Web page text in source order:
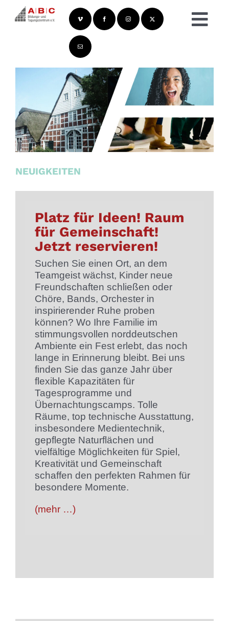
Inhalt
NEUIGKEITEN
Platz für Ideen! Raum
für Gemeinschaft!
Jetzt reservieren!
Suchen Sie einen Ort, an dem
Teamgeist wächst, Kinder neue
Freundschaften schließen oder
Chöre, Bands, Orchester in
inspirierender Ruhe proben
können? Wo Ihre Familie im
stimmungsvollen norddeutschen
Ambiente ein Fest erlebt, das noch
lange in Erinnerung bleibt. Bei uns
finden Sie das ganze Jahr über
flexible Kapazitäten für
Tagesprogramme und
Übernachtungscamps. Tolle
Räume, top technische Ausstattung,
insbesondere Medientechnik,
gepflegte Naturflächen und
vielfältige Möglichkeiten für Spiel,
Kreativität und Gemeinschaft
schaffen den perfekten Rahmen für
besondere Momente.
(mehr …)